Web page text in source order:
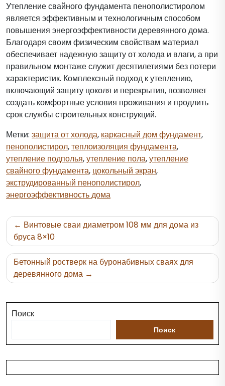
Утепление свайного фундамента пенополистиролом
является эффективным и технологичным способом
повышения энергоэффективности деревянного дома.
Благодаря своим физическим свойствам материал
обеспечивает надежную защиту от холода и влаги, а при
правильном монтаже служит десятилетиями без потери
характеристик. Комплексный подход к утеплению,
включающий защиту цоколя и перекрытия, позволяет
создать комфортные условия проживания и продлить
срок службы строительных конструкций.
Метки: защита от холода, каркасный дом фундамент,
пенополистирол,теплоизоляция фундамента,
утепление подполья,утепление пола,утепление
свайного фундамента, цокольный экран,
экструдированный пенополистирол,
энергоэффективность дома
Навигация
по
записям
Винтовые сваи диаметром 108 мм для дома из
бруса 8×10
Бетонный ростверк на буронабивных сваях для
деревянного дома
Поиск
Поиск